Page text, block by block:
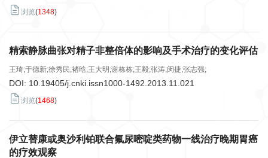
浏览(1348)
精索静脉曲张对精子非整倍体的影响及手术治疗的变化评估
王琦;于德新;徐秀民;褚晗;王大明;谢栋栋;王毅;张涛;闵捷;张志强;
DOI: 10.19405/j.cnki.issn1000-1492.2013.11.021
浏览(1468)
伊立替康或奥沙利铂联合氟尿嘧啶类药物一线治疗晚期胃癌
的疗效观察